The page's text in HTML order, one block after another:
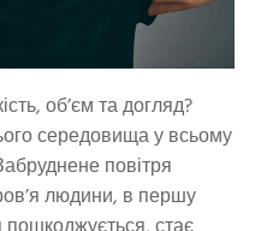
об’єм та догляд?
середовища у всьому
повітря
людини, в першу